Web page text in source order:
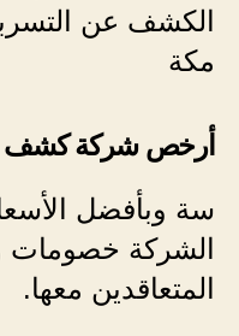
الكشف عن
مكة
أرخص شركة كشف
سة وبأفضل
الشركة خصومات
المتعاقدين معها.